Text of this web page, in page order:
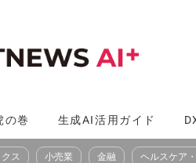
の巻 生成AI活用ガイド
ス 小売業 金融 ヘルスケア